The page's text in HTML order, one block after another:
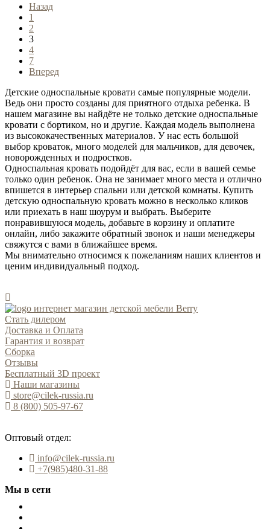
Назад
1
2
3
4
7
Вперед
Детские односпальные кровати самые популярные модели.
Ведь они просто созданы для приятного отдыха ребенка. В
нашем магазине вы найдёте не только детские односпальные
кровати с бортиком, но и другие. Каждая модель выполнена
из высококачественных материалов. У нас есть большой
выбор кроваток, много моделей для мальчиков, для девочек,
новорожденных и подростков.
Односпальная кровать подойдёт для вас, если в вашей семье
только один ребенок. Она не занимает много места и отлично
впишется в интерьер спальни или детской комнаты. Купить
детскую односпальную кровать можно в несколько кликов
или приехать в наш шоурум и выбрать. Выберите
понравившуюся модель, добавьте в корзину и оплатите
онлайн, либо закажите обратный звонок и наши менеджеры
свяжутся с вами в ближайшее время.
Мы внимательно относимся к пожеланиям наших клиентов и
ценим индивидуальный подход.
Стать дилером
Доставка и Оплата
Гарантия и возврат
Сборка
Отзывы
Бесплатный 3D проект
Наши магазины
store@cilek-russia.ru
8 (800) 505-97-67
Оптовый отдел:
info@cilek-russia.ru
+7(985)480-31-88
Мы в сети